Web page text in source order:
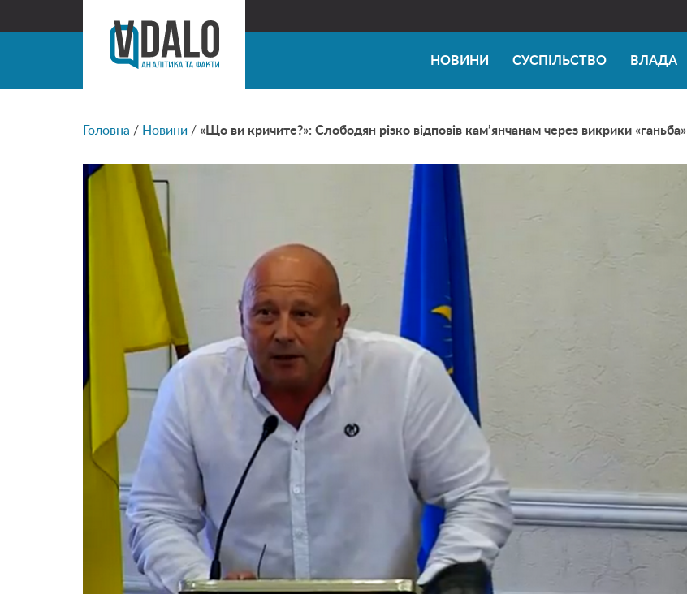
НОВИНИ СУСПІЛЬСТВО ВЛАДА
Головна / Новини / «Що ви кричите?»: Слободян різко відповів кам’янчанам через викрики «ганьба»